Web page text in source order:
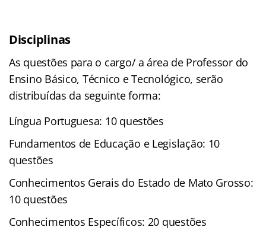
Disciplinas
As questões para o cargo/ a área de Professor do
Ensino Básico, Técnico eTecnológico, serão
distribuídas da seguinte forma:
Língua Portuguesa: 10 questões
Fundamentos de Educação e Legislação: 10
questões
Conhecimentos Gerais do Estado de Mato Grosso:
10 questões
Conhecimentos Específicos: 20 questões